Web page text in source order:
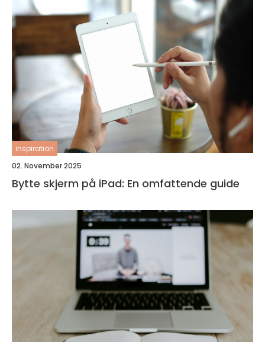
inspiration
02. November 2025
Bytte skjerm på iPad: En omfattende guide